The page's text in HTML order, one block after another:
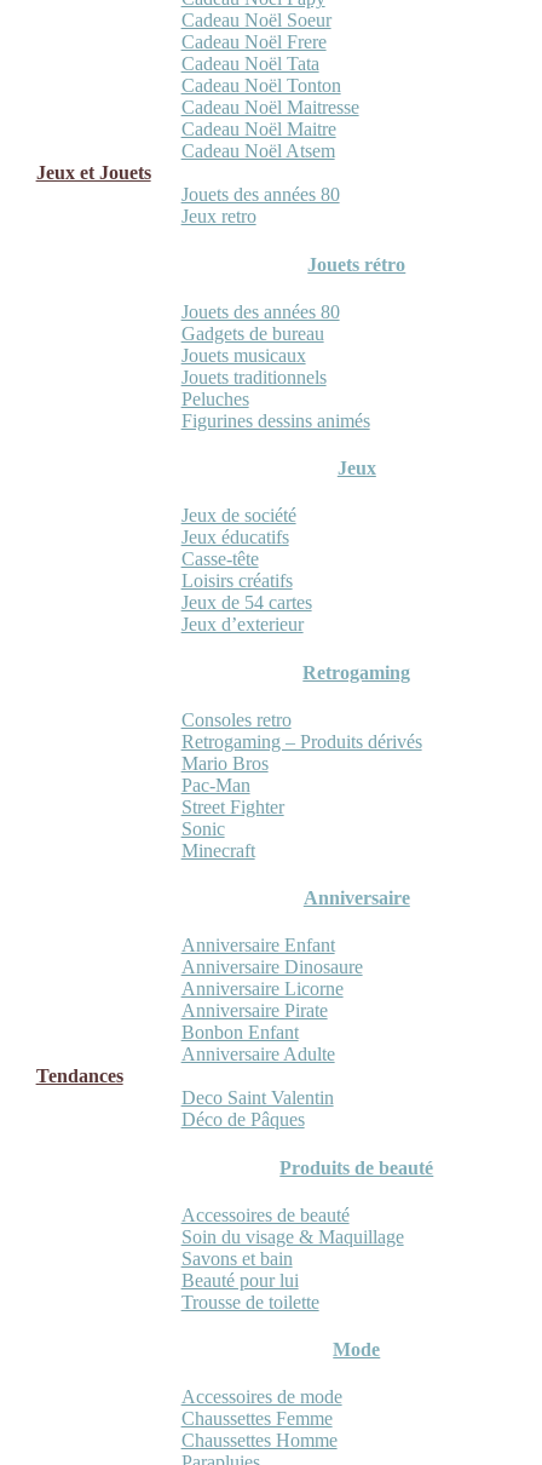
Cadeau Noël Soeur
Cadeau Noël Frere
Cadeau Noël Tata
Cadeau Noël Tonton
Cadeau Noël Maitresse
Cadeau Noël Maitre
Cadeau Noël Atsem
Jeux et Jouets
Jouets des années 80
Jeux retro
Jouets rétro
Jouets des années 80
Gadgets de bureau
Jouets musicaux
Jouets traditionnels
Peluches
Figurines dessins animés
Jeux
Jeux de société
Jeux éducatifs
Casse-tête
Loisirs créatifs
Jeux de 54 cartes
Jeux d’exterieur
Retrogaming
Consoles retro
Retrogaming – Produits dérivés
Mario Bros
Pac-Man
Street Fighter
Sonic
Minecraft
Anniversaire
Anniversaire Enfant
Anniversaire Dinosaure
Anniversaire Licorne
Anniversaire Pirate
Bonbon Enfant
Anniversaire Adulte
Tendances
Deco Saint Valentin
Déco de Pâques
Produits de beauté
Accessoires de beauté
Soin du visage & Maquillage
Savons et bain
Beauté pour lui
Trousse de toilette
Mode
Accessoires de mode
Chaussettes Femme
Chaussettes Homme